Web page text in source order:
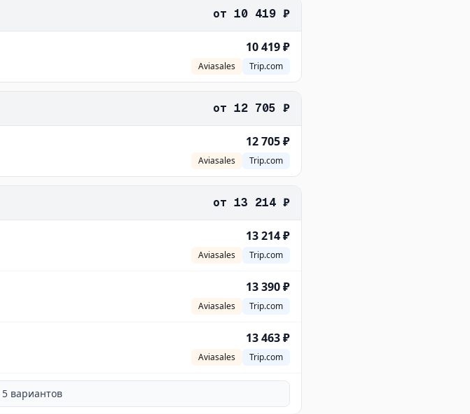
от 10 419 ₽
10 419 ₽
Aviasales Trip.com
от 12 705 ₽
12 705 ₽
Aviasales Trip.com
от 13 214 ₽
13 214 ₽
Aviasales Trip.com
13 390 ₽
Aviasales Trip.com
13 463 ₽
Aviasales Trip.com
5 вариантов